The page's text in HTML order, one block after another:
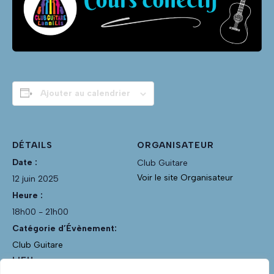
Ajouter au calendrier
DÉTAILS
Date :
12 juin 2025
Heure :
18h00 - 21h00
Catégorie d’Évènement:
Club Guitare
LIEU
ORGANISATEUR
Club Guitare
Voir le site Organisateur